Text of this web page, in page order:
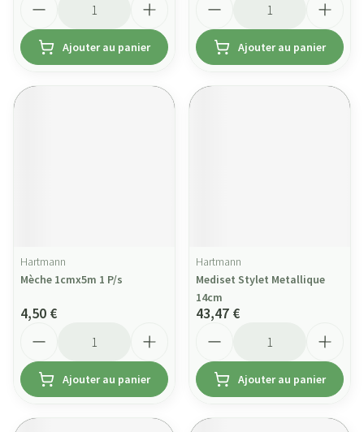
Ajouter au panier Ajouter au panier
Hartmann
Mèche 1cmx5m 1 P/s
4,50 €
Ajouter au panier
Hartmann
Mediset Stylet Metallique
14cm
43,47 €
Ajouter au panier